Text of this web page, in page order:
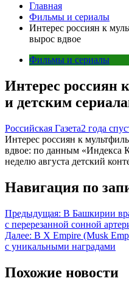
Главная
Фильмы и сериалы
Интерес россиян к
вырос вдвое
Фильмы и сериалы
Интерес россиян
и детским
Российская Газета2 года
Интерес россиян к
вдвое: по данным «Индекса
неделю августа детский
Навигация по
Предыдущая: В Башкирии
с перерезанной сонной
Далее: В X Empire (Musk
с уникальными наградами
Похожие новости